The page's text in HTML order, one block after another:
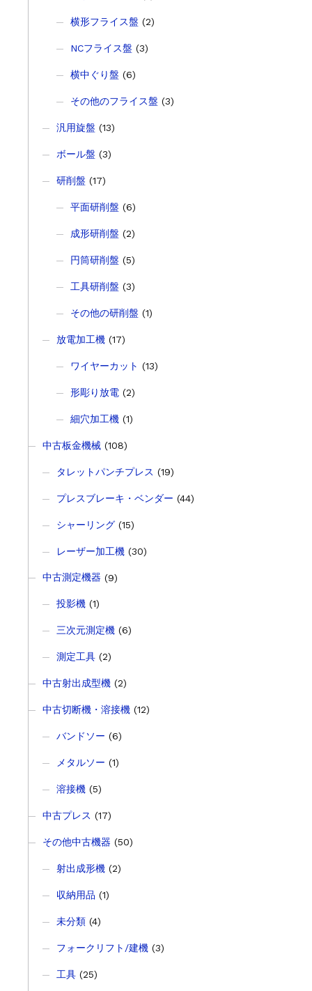
横形フライス盤 (2)
NCフライス盤 (3)
横中ぐり盤 (6)
その他のフライス盤 (3)
汎用旋盤 (13)
ボール盤 (3)
研削盤 (17)
平面研削盤 (6)
成形研削盤 (2)
円筒研削盤 (5)
工具研削盤 (3)
その他の研削盤 (1)
放電加工機(17)
ワイヤーカット (13)
形彫り放電(2)
細穴加工機(1)
中古板金機械(108)
タレットパンチプレス (19)
プレスブレーキ・ベンダー (44)
シャーリング(15)
レーザー加工機(30)
中古測定機器 (9)
投影機(1)
三次元測定機(6)
測定工具(2)
中古射出成型機(2)
中古切断機・溶接機(12)
バンドソー (6)
メタルソー (1)
溶接機(5)
中古プレス (17)
その他中古機器 (50)
射出成形機(2)
収納用品 (1)
未分類(4)
フォークリフト/建機(3)
工具(25)